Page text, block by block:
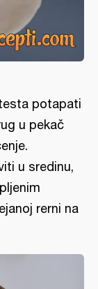
potapati
u pekač
u sredinu,
rerni na